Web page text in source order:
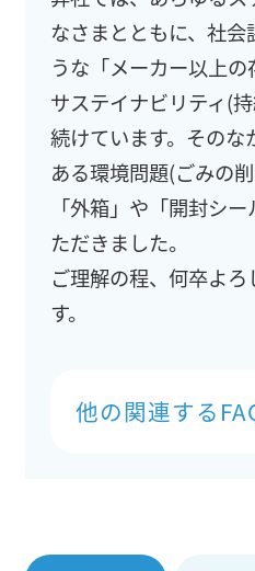
なさまとともに、社
うな「メーカー以上の
サステイナビリティ(
続けています。そのな
ある環境問題(ごみの
「外箱」や「開封シ
ただきました。
ご理解の程、何卒よ
す。
他の関連する